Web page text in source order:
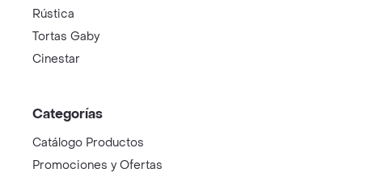
Rústica
Tortas Gaby
Cinestar
Categorías
Catálogo Productos
Promociones y Ofertas